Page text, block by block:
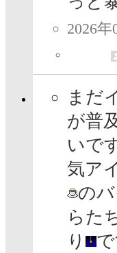
2026年
まだ
が普
いで
気ア
の
らた
り